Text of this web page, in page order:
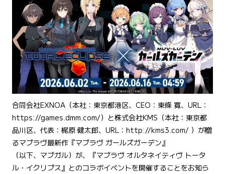
合同会社EXNOA（本社：東京都港区、CEO：東條 寛、URL：
https://games.dmm.com/）と株式会社KMS（本社：東京都
品川区、代表：梶原 健太郎、URL：http://kms3.com/ ）が贈
るマブラヴ最新作『マブラヴ ガールズガーデン』
（以下、マブガル）が、『マブラヴ オルタネイティヴ トータ
ル・イクリプス』とのコラボイベントを開催することをお知ら